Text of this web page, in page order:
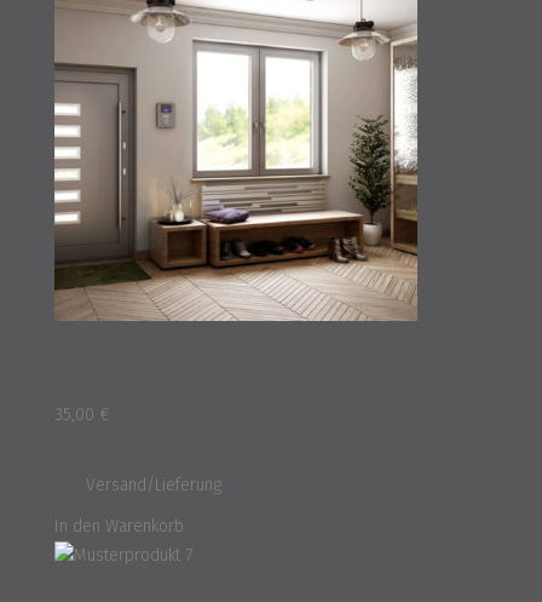
35,00 €
Versand/Lieferung
In den Warenkorb